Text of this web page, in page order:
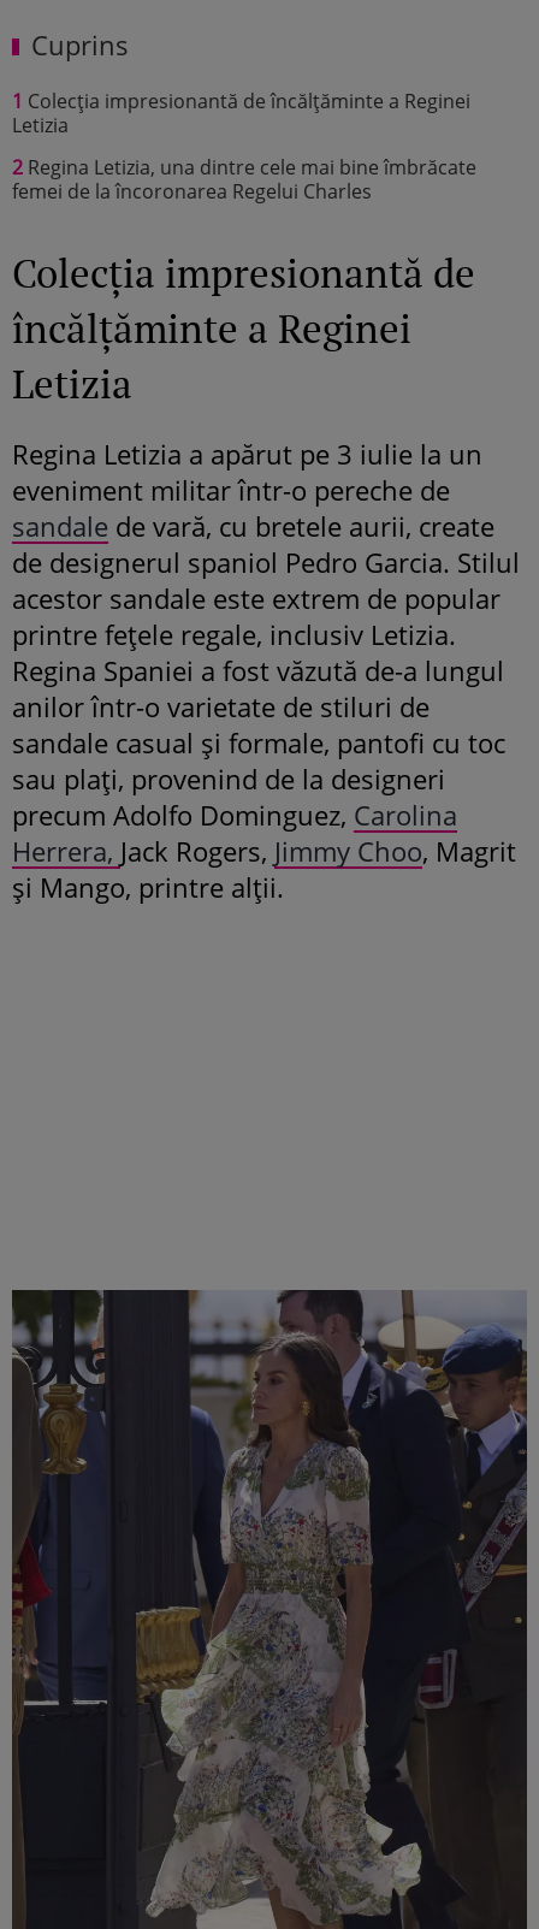
Cuprins
1 Colecția impresionantă de încălțăminte a Reginei
Letizia
2 Regina Letizia, una dintre cele mai bine îmbrăcate
femei de la încoronarea Regelui Charles
Colecția impresionantă de
încălțăminte a Reginei
Letizia
Regina Letizia a apărut pe 3 iulie la un
eveniment militar într-o pereche de
sandale de vară, cu bretele aurii, create
de designerul spaniol Pedro Garcia. Stilul
acestor sandale este extrem de popular
printre fețele regale, inclusiv Letizia.
Regina Spaniei a fost văzută de-a lungul
anilor într-o varietate de stiluri de
sandale casual și formale, pantofi cu toc
sau plați, provenind de la designeri
precum Adolfo Dominguez, Carolina
Herrera, Jack Rogers, Jimmy Choo, Magrit
și Mango, printre alții.